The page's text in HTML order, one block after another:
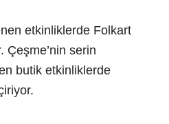
etkinliklerde Folkart
Çeşme’nin serin
butik etkinliklerde